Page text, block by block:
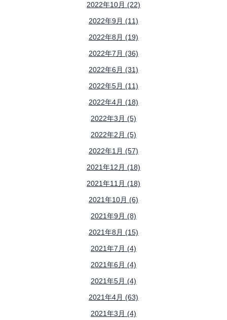
2022年10月 (22)
2022年9月 (11)
2022年8月 (19)
2022年7月 (36)
2022年6月 (31)
2022年5月 (11)
2022年4月 (18)
2022年3月 (5)
2022年2月 (5)
2022年1月 (57)
2021年12月 (18)
2021年11月 (18)
2021年10月 (6)
2021年9月 (8)
2021年8月 (15)
2021年7月 (4)
2021年6月 (4)
2021年5月 (4)
2021年4月 (63)
2021年3月 (4)